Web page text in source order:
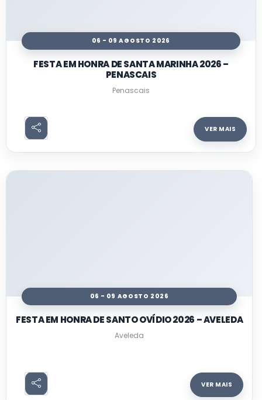
06 - 09 AGOSTO 2026
FESTA EM HONRA DE SANTA MARINHA 2026 –
PENASCAIS
Penascais
VER MAIS
06 - 09 AGOSTO 2026
FESTA EM HONRA DE SANTO OVÍDIO 2026 – AVELEDA
Aveleda
VER MAIS